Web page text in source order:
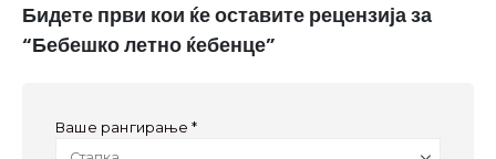
Бидете први кои ќе оставите рецензија за
“Бебешко летно ќебенце”
Ваше рангирање *